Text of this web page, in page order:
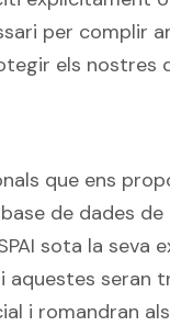
per complir
els nostres
que ens
de dades de
sota la seva
aquestes seran
i romandran